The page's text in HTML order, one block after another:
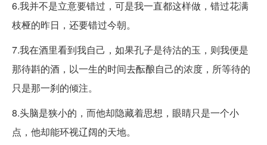
6.我并不是立意要错过，可是我一直都这样做，错过花满
枝桠的昨日，还要错过今朝。
7.我在酒里看到我自己，如果孔子是待沽的玉，则我便是
那待斟的酒，以一生的时间去酝酿自己的浓度，所等待的
只是那一刹的倾注。
8.头脑是狭小的，而他却隐藏着思想，眼睛只是一个小
点，他却能环视辽阔的天地。